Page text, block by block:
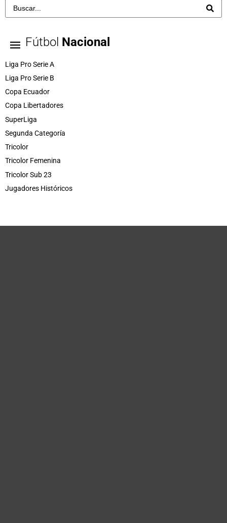
Fútbol Nacional
Liga Pro Serie A
Liga Pro Serie B
Copa Ecuador
Copa Libertadores
SuperLiga
Segunda Categoría
Tricolor
Tricolor Femenina
Tricolor Sub 23
Jugadores Históricos